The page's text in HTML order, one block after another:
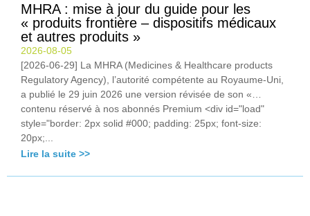
MHRA : mise à jour du guide pour les
« produits frontière – dispositifs médicaux
et autres produits »
2026-08-05
[2026-06-29] La MHRA (Medicines & Healthcare products
Regulatory Agency), l’autorité compétente au Royaume-Uni,
a publié le 29 juin 2026 une version révisée de son «…
contenu réservé à nos abonnés Premium <div id="load"
style="border: 2px solid #000; padding: 25px; font-size:
20px;...
Lire la suite >>